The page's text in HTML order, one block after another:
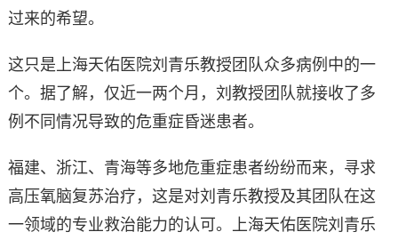
过来的希望。
这只是上海天佑医院刘青乐教授团队众多病例中的一
个。据了解，仅近一两个月，刘教授团队就接收了多
例不同情况导致的危重症昏迷患者。
福建、浙江、青海等多地危重症患者纷纷而来，寻求
高压氧脑复苏治疗，这是对刘青乐教授及其团队在这
一领域的专业救治能力的认可。上海天佑医院刘青乐